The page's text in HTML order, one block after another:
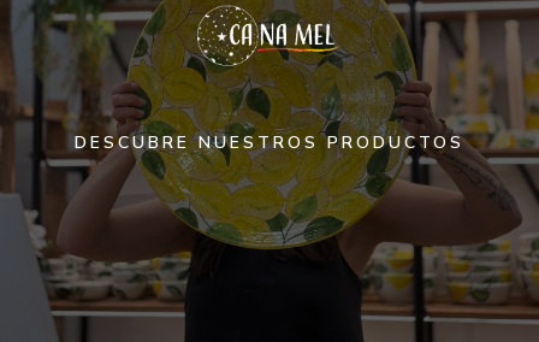
DESCUBRE NUESTROS PRODUCTOS